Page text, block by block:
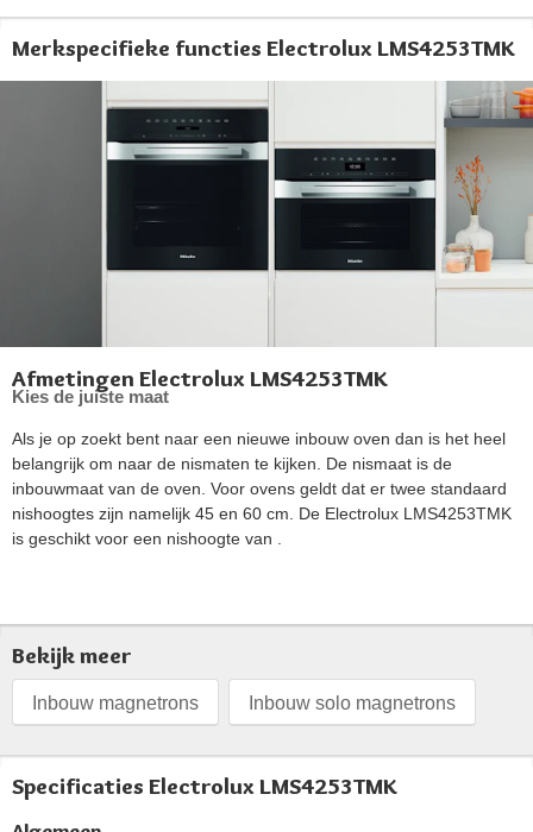
Merkspecifieke functies Electrolux LMS4253TMK
Afmetingen Electrolux LMS4253TMK
Kies de juiste maat
Als je op zoekt bent naar een nieuwe inbouw oven dan is het heel
belangrijk om naar de nismaten te kijken. De nismaat is de
inbouwmaat van de oven. Voor ovens geldt dat er twee standaard
nishoogtes zijn namelijk 45 en 60 cm. De Electrolux LMS4253TMK
is geschikt voor een nishoogte van .
Bekijk meer
Inbouw magnetrons Inbouw solo magnetrons
Specificaties Electrolux LMS4253TMK